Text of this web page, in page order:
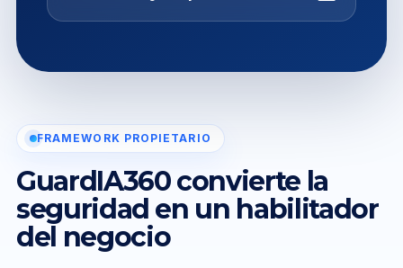
FRAMEWORK PROPIETARIO
GuardIA360 convierte la
seguridad en un habilitador
del negocio